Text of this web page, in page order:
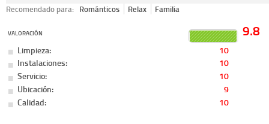
Recomendado para: Románticos Relax Familia
VALORACIÓN 9.8
Limpieza:
10
Instalaciones:
10
Servicio:
10
Ubicación:
9
Calidad:
10